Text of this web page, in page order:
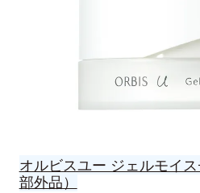
オルビスユー ジェルモイ
部外品）